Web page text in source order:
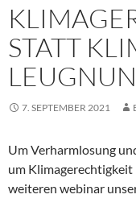
STATT
7. SEPTEMBER 2021
Um Verharmlosung
um Klimagerechtigkeit
weiteren webinar